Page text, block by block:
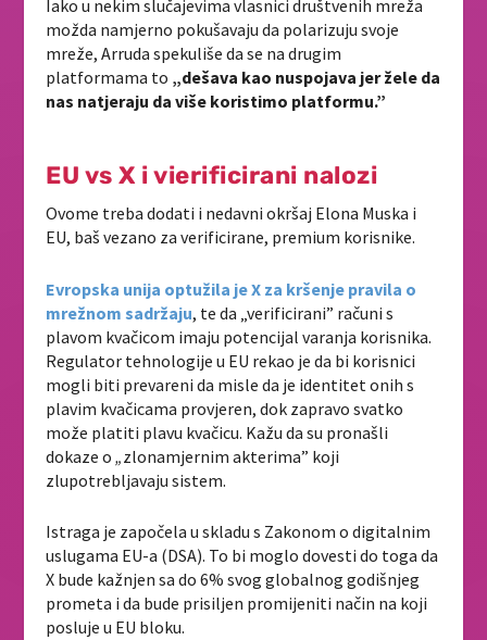
Iako u nekim slučajevima vlasnici društvenih mreža
možda namjerno pokušavaju da polarizuju svoje
mreže, Arruda spekuliše da se na drugim
platformama to „dešava kao nuspojava jer žele da
nas natjeraju da više koristimo platformu.”
EU vs X i vierificirani nalozi
Ovome treba dodati i nedavni okršaj Elona Muska i
EU, baš vezano za verificirane, premium korisnike.
Evropska unija optužila je X za kršenje pravila o
mrežnom sadržaju, te da „verificirani” računi s
plavom kvačicom imaju potencijal varanja korisnika.
Regulator tehnologije u EU rekao je da bi korisnici
mogli biti prevareni da misle da je identitet onih s
plavim kvačicama provjeren, dok zapravo svatko
može platiti plavu kvačicu. Kažu da su pronašli
dokaze o„zlonamjernim akterima” koji
zlupotrebljavaju sistem.
Istraga je započela u skladu s Zakonom o digitalnim
uslugama EU-a (DSA). To bi moglo dovesti do toga da
X bude kažnjen sa do 6% svog globalnog godišnjeg
prometa i da bude prisiljen promijeniti način na koji
posluje u EU bloku.